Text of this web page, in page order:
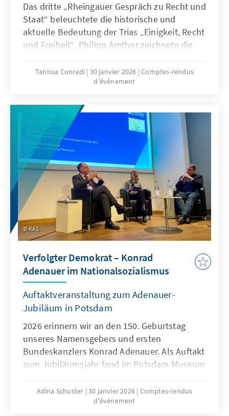
Das dritte „Rheingauer Gespräch zu Recht und
Staat“ beleuchtete die historische und
aktuelle Bedeutung der Trias „Einigkeit, Recht
und Freiheit“. Philipp Amthor zeichnete die
Deutschen“ bis zur heutigen Nationalhymne
nach und erläuterte ihre
betonte, dass diese Werte einen
fortdauernden normativen Auftrag darstellen.
In der Diskussion wurde hervorgehoben, dass
die Verteidigung dieser Prinzipien sowohl
staatliche als auch gesellschaftliche Aufgabe
ist.
Tanissa Conradi 30 janvier 2026 Comptes-rendus
d'événement
KAS
Verfolgter Demokrat – Konrad
Adenauer im Nationalsozialismus
Auftaktveranstaltung zum Adenauer-
Jubiläum in Potsdam
2026 erinnern wir an den 150. Geburtstag
unseres Namensgebers und ersten
Bundeskanzlers Konrad Adenauer. Als Auftakt
zum Jubiläumsjahr fand im Potsdam Museum
Konrad Adenauer im Nationalsozialismus“
statt. Der Blick auf die Zeit von 1933 bis 1945
Adina Schuster 30 janvier 2026 Comptes-rendus
d'événement